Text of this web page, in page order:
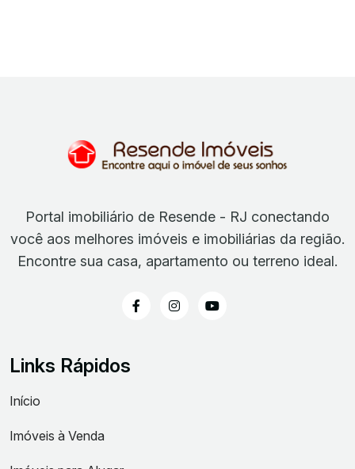
Portal imobiliário de Resende - RJ conectando
você aos melhores imóveis e imobiliárias da região.
Encontre sua casa, apartamento ou terreno ideal.
Links Rápidos
Início
Imóveis à Venda